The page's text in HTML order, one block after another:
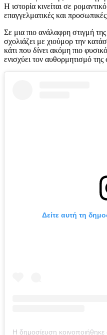
Η ιστορία κινείται σε
επαγγελματικές και
Σε μια πιο ανάλαφρη στιγμή
σχολιάζει με χιούμορ την
κάτι που δίνει ακόμη πιο
ενισχύει τον αυθορμητισμό της
Δείτε αυτή τη